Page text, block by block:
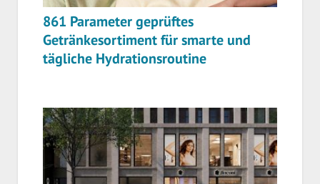
861 Parameter geprüftes
Getränkesortiment für smarte und
tägliche Hydrationsroutine